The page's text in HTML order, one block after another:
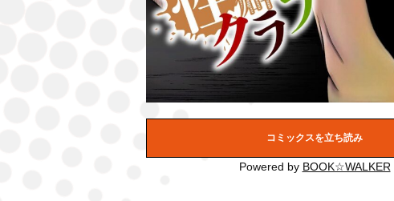
コミックスを立ち読み
Powered by BOOK☆WALKER